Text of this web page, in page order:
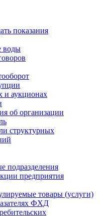
показания
воды
и аукционах
об организации
структурных
подразделения
предприятия
товары (услуги)
ФХД